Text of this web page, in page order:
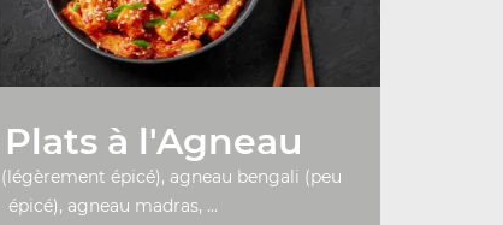
Plats à l'Agneau
épicé), agneau bengali (peu
épicé), agneau madras, ...